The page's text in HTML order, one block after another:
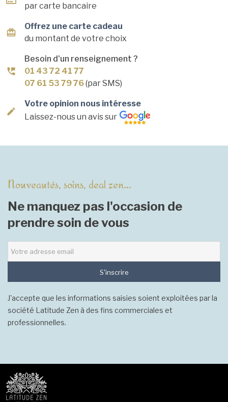
par carte bancaire
Offrez une carte cadeau
du montant de votre choix
Besoin d'un renseignement ?
01 43 72 41 77
07 61 53 79 76(par SMS)
Votre opinion nous intéresse
Laissez-nous un avis sur
Nouveautés, soins, deal zen...
Ne manquez pas l'occasion de
prendre soin de vous
S'inscrire
J'accepte que les informations saisies soient exploitées par la
société Latitude Zen à des fins commerciales et
professionnelles.